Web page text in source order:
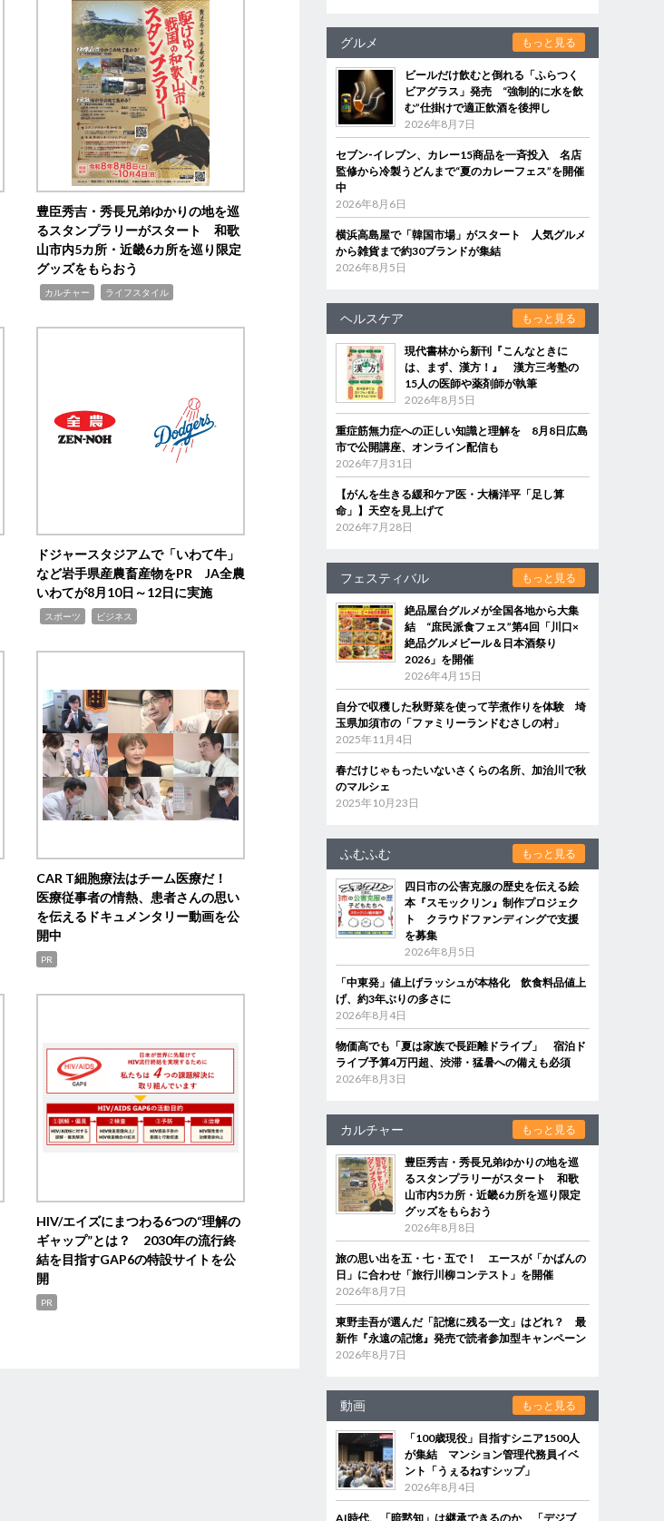
豊臣秀吉・秀長兄弟ゆかりの地を巡
るスタンプラリーがスタート 和歌
山市内5カ所・近畿6カ所を巡り限定
グッズをもらおう
カルチャー ライフスタイル
ドジャースタジアムで「いわて牛」
など岩手県産農畜産物をPR JA全農
いわてが8月10日～12日に実施
スポーツ ビジネス
CAR T細胞療法はチーム医療だ！
医療従事者の情熱、患者さんの思い
を伝えるドキュメンタリー動画を公
開中
PR
HIV/エイズにまつわる6つの“理解の
ギャップ”とは？ 2030年の流行終
結を目指すGAP6の特設サイトを公
開
PR
グルメ もっと見る
ビールだけ飲むと倒れる「ふらつく
ビアグラス」発売 “強制的に水を飲
む”仕掛けで適正飲酒を後押し
2026年8月7日
セブン‐イレブン、カレー15商品を一斉投入 名店
監修から冷製うどんまで“夏のカレーフェス”を開催
中
2026年8月6日
横浜高島屋で「韓国市場」がスタート 人気グルメ
から雑貨まで約30ブランドが集結
2026年8月5日
ヘルスケア もっと見る
現代書林から新刊『こんなときに
は、まず、漢方！』 漢方三考塾の
15人の医師や薬剤師が執筆
2026年8月5日
重症筋無力症への正しい知識と理解を 8月8日広島
市で公開講座、オンライン配信も
2026年7月31日
【がんを生きる緩和ケア医・大橋洋平「足し算
命」】天空を見上げて
2026年7月28日
フェスティバル もっと見る
絶品屋台グルメが全国各地から大集
結 “庶民派食フェス”第4回「川口×
絶品グルメビール＆日本酒祭り
2026」を開催
2026年4月15日
自分で収穫した秋野菜を使って芋煮作りを体験 埼
玉県加須市の「ファミリーランドむさしの村」
2025年11月4日
春だけじゃもったいないさくらの名所、加治川で秋
のマルシェ
2025年10月23日
ふむふむ もっと見る
四日市の公害克服の歴史を伝える絵
本『スモックリン』制作プロジェク
ト クラウドファンディングで支援
を募集
2026年8月5日
「中東発」値上げラッシュが本格化 飲食料品値上
げ、約3年ぶりの多さに
2026年8月4日
物価高でも「夏は家族で長距離ドライブ」 宿泊ド
ライブ予算4万円超、渋滞・猛暑への備えも必須
2026年8月3日
カルチャー もっと見る
豊臣秀吉・秀長兄弟ゆかりの地を巡
るスタンプラリーがスタート 和歌
山市内5カ所・近畿6カ所を巡り限定
グッズをもらおう
2026年8月8日
旅の思い出を五・七・五で！ エースが「かばんの
日」に合わせ「旅行川柳コンテスト」を開催
2026年8月7日
東野圭吾が選んだ「記憶に残る一文」はどれ？ 最
新作『永遠の記憶』発売で読者参加型キャンペーン
2026年8月7日
動画 もっと見る
「100歳現役」目指すシニア1500人
が集結 マンション管理代務員イベ
ント「うぇるねすシップ」
2026年8月4日
AI時代、「暗黙知」は継承できるのか 「デジブ